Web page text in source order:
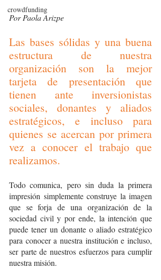
crowdfunding
Por Paola Arizpe
Las bases sólidas y una buena
estructura de nuestra
organización son la mejor
tarjeta de presentación que
tienen ante inversionistas
sociales, donantes y aliados
estratégicos, e incluso para
quienes se acercan por primera
vez a conocer el trabajo que
realizamos.
Todo comunica, pero sin duda la primera
impresión simplemente construye la imagen
que se forja de una organización de la
sociedad civil y por ende, la intención que
puede tener un donante o aliado estratégico
para conocer a nuestra institución e incluso,
ser parte de nuestros esfuerzos para cumplir
nuestra misión.